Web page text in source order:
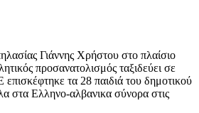
Γιάννης Χρήστου στο πλαίσιο
προσανατολισμός ταξιδεύει σε
τα 28 παιδιά του δημοτικού
στα Ελληνο-αλβανικα σύνορα στις